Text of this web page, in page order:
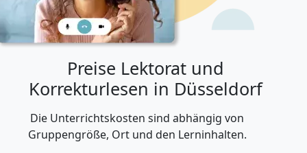
Preise Lektorat und
Korrekturlesen in Düsseldorf
Die Unterrichtskosten sind abhängig von
Gruppengröße, Ort und den Lerninhalten.